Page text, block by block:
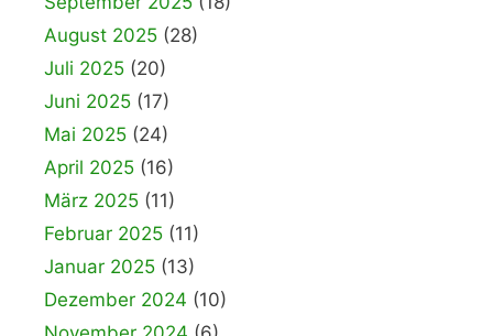
August 2025 (28)
Juli 2025 (20)
Juni 2025 (17)
Mai 2025 (24)
April 2025 (16)
März 2025 (11)
Februar 2025 (11)
Januar 2025 (13)
Dezember 2024 (10)